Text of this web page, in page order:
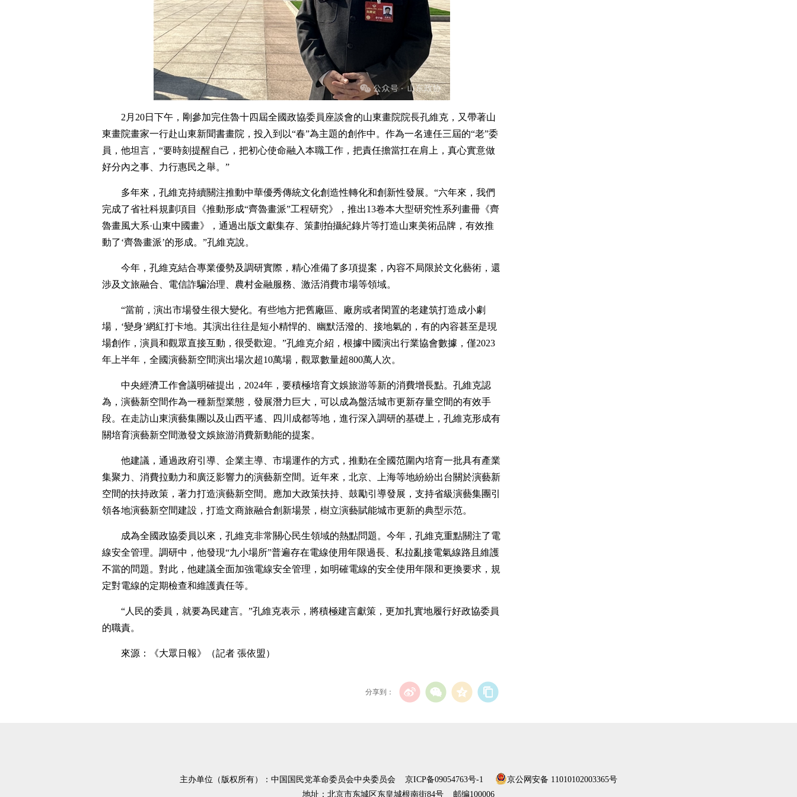
2月20日下午，剛參加完住魯十四屆全國政協委員座談會的山東畫院院長孔維克，又帶著山
東畫院畫家一行赴山東新聞書畫院，投入到以“春”為主題的創作中。作為一名連任三屆的“老”委
員，他坦言，“要時刻提醒自己，把初心使命融入本職工作，把責任擔當扛在肩上，真心實意做
好分內之事、力行惠民之舉。”
多年來，孔維克持續關注推動中華優秀傳統文化創造性轉化和創新性發展。“六年來，我們
完成了省社科規劃項目《推動形成“齊魯畫派”工程研究》，推出13卷本大型研究性系列畫冊《齊
魯畫風大系·山東中國畫》，通過出版文獻集存、策劃拍攝紀錄片等打造山東美術品牌，有效推
動了‘齊魯畫派’的形成。”孔維克說。
今年，孔維克結合專業優勢及調研實際，精心准備了多項提案，內容不局限於文化藝術，還
涉及文旅融合、電信詐騙治理、農村金融服務、激活消費市場等領域。
“當前，演出市場發生很大變化。有些地方把舊廠區、廠房或者閑置的老建筑打造成小劇
場，‘變身’網紅打卡地。其演出往往是短小精悍的、幽默活潑的、接地氣的，有的內容甚至是現
場創作，演員和觀眾直接互動，很受歡迎。”孔維克介紹，根據中國演出行業協會數據，僅2023
年上半年，全國演藝新空間演出場次超10萬場，觀眾數量超800萬人次。
中央經濟工作會議明確提出，2024年，要積極培育文娛旅游等新的消費增長點。孔維克認
為，演藝新空間作為一種新型業態，發展潛力巨大，可以成為盤活城市更新存量空間的有效手
段。在走訪山東演藝集團以及山西平遙、四川成都等地，進行深入調研的基礎上，孔維克形成有
關培育演藝新空間激發文娛旅游消費新動能的提案。
他建議，通過政府引導、企業主導、市場運作的方式，推動在全國范圍內培育一批具有產業
集聚力、消費拉動力和廣泛影響力的演藝新空間。近年來，北京、上海等地紛紛出台關於演藝新
空間的扶持政策，著力打造演藝新空間。應加大政策扶持、鼓勵引導發展，支持省級演藝集團引
領各地演藝新空間建設，打造文商旅融合創新場景，樹立演藝賦能城市更新的典型示范。
成為全國政協委員以來，孔維克非常關心民生領域的熱點問題。今年，孔維克重點關注了電
線安全管理。調研中，他發現“九小場所”普遍存在電線使用年限過長、私拉亂接電氣線路且維護
不當的問題。對此，他建議全面加強電線安全管理，如明確電線的安全使用年限和更換要求，規
定對電線的定期檢查和維護責任等。
“人民的委員，就要為民建言。”孔維克表示，將積極建言獻策，更加扎實地履行好政協委員
的職責。
來源：《大眾日報》（記者 張依盟）
分享到：
主办单位（版权所有）：中国国民党革命委员会中央委员会 京ICP备09054763号-1
京公网安备 11010102003365号
地址：北京市东城区东皇城根南街84号 邮编100006